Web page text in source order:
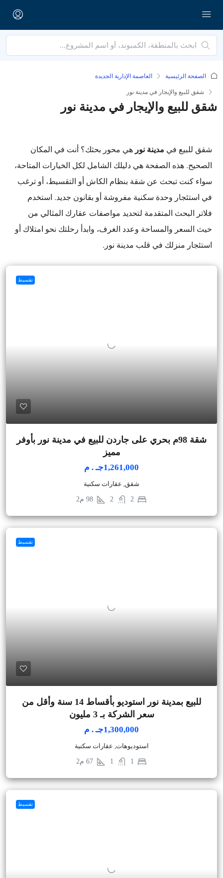
الصفحة الرئيسية العاصمة الإدارية الجديدة
شقق للبيع والإيجار في مدينة نور
شقق للبيع والإيجار في مدينة نور
شقق للبيع في مدينة نور هي محور بحثك؟ أنت في المكان
الصحيح. هذه الصفحة هي دليلك الشامل لكل الخيارات المتاحة،
سواء كنت تبحث عن شقة بنظام الكاش أو التقسيط، أو ترغب
في استئجار وحدة سكنية مفروشة أو بقانون جديد. استخدم
فلاتر البحث المتقدمة لتحديد مواصفات عقارك المثالي من
حيث السعر والمساحة وعدد الغرف، وابدأ رحلتك نحو امتلاك أو
استئجار منزلك في قلب مدينة نور.
تقسيط
شقة 98م بحري على جاردن للبيع في مدينة نور بأوفر
مميز
1,261,000جـ . م
شقق, عقارات سكنية
2
2
98 م2
تقسيط
للبيع بمدينة نور استوديو بأقساط 14 سنة وأقل من
سعر الشركة بـ 3 مليون
1,300,000جـ . م
استوديوهات, عقارات سكنية
1
1
67 م2
تقسيط